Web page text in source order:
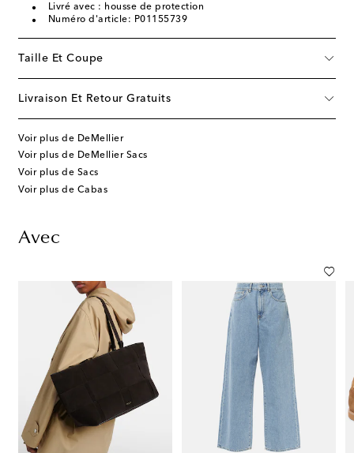
Livré avec : housse de protection
Numéro d'article: P01155739
Taille Et Coupe
Livraison Et Retour Gratuits
Voir plus de DeMellier
Voir plus de DeMellier Sacs
Voir plus de Sacs
Voir plus de Cabas
Avec